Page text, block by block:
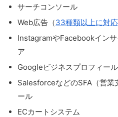
サーチコンソール
Web広告（33種類以上に対応
InstagramやFacebookイン
ア
Googleビジネスプロフィール
SalesforceなどのSFA（営業
ール
ECカートシステム